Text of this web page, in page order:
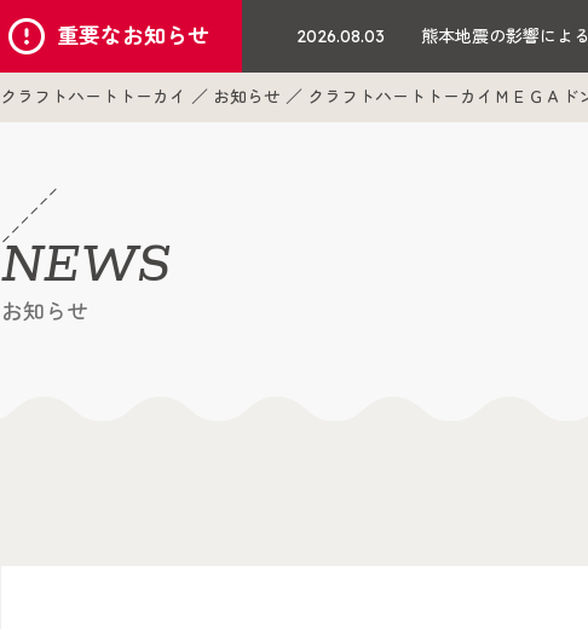
重要なお知らせ 2026.08.03 熊本地震の影響によ
クラフトハートトーカイ お知らせ クラフトハートトーカイＭＥＧＡ
NEWS
お知らせ